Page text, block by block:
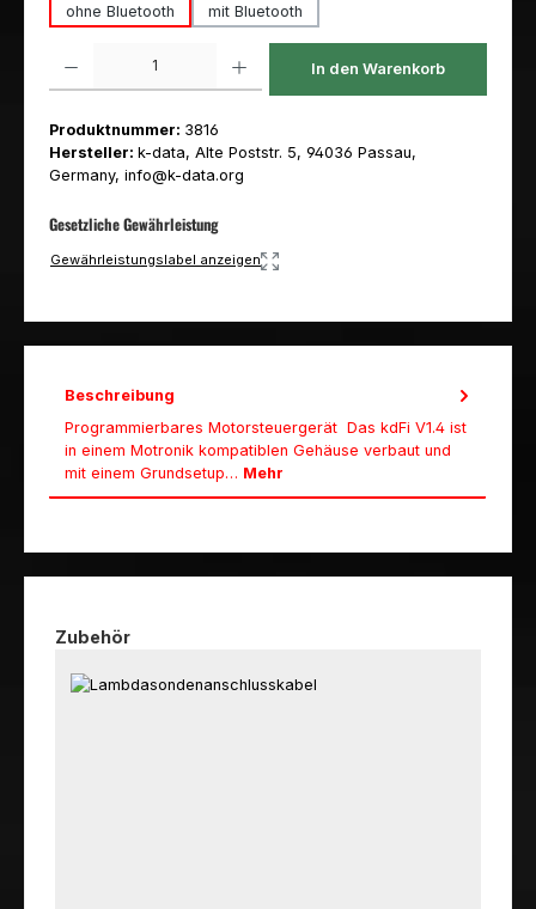
ohne Bluetooth
mit Bluetooth
In den Warenkorb
Produktnummer: 3816
Hersteller: k-data, Alte Poststr. 5, 94036 Passau,
Germany, info@k-data.org
Gesetzliche Gewährleistung
Gewährleistungslabel anzeigen
Beschreibung
Programmierbares Motorsteuergerät Das kdFi V1.4 ist
in einem Motronik kompatiblen Gehäuse verbaut und
mit einem Grundsetup… Mehr
Produktgalerie überspringen
Zubehör